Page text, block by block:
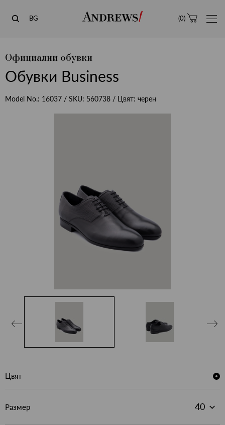
Andrews
BG (0)
Официални обувки
Обувки Business
Model No.: 16037 / SKU: 560738 / Цвят: черен
Цвят
Размер